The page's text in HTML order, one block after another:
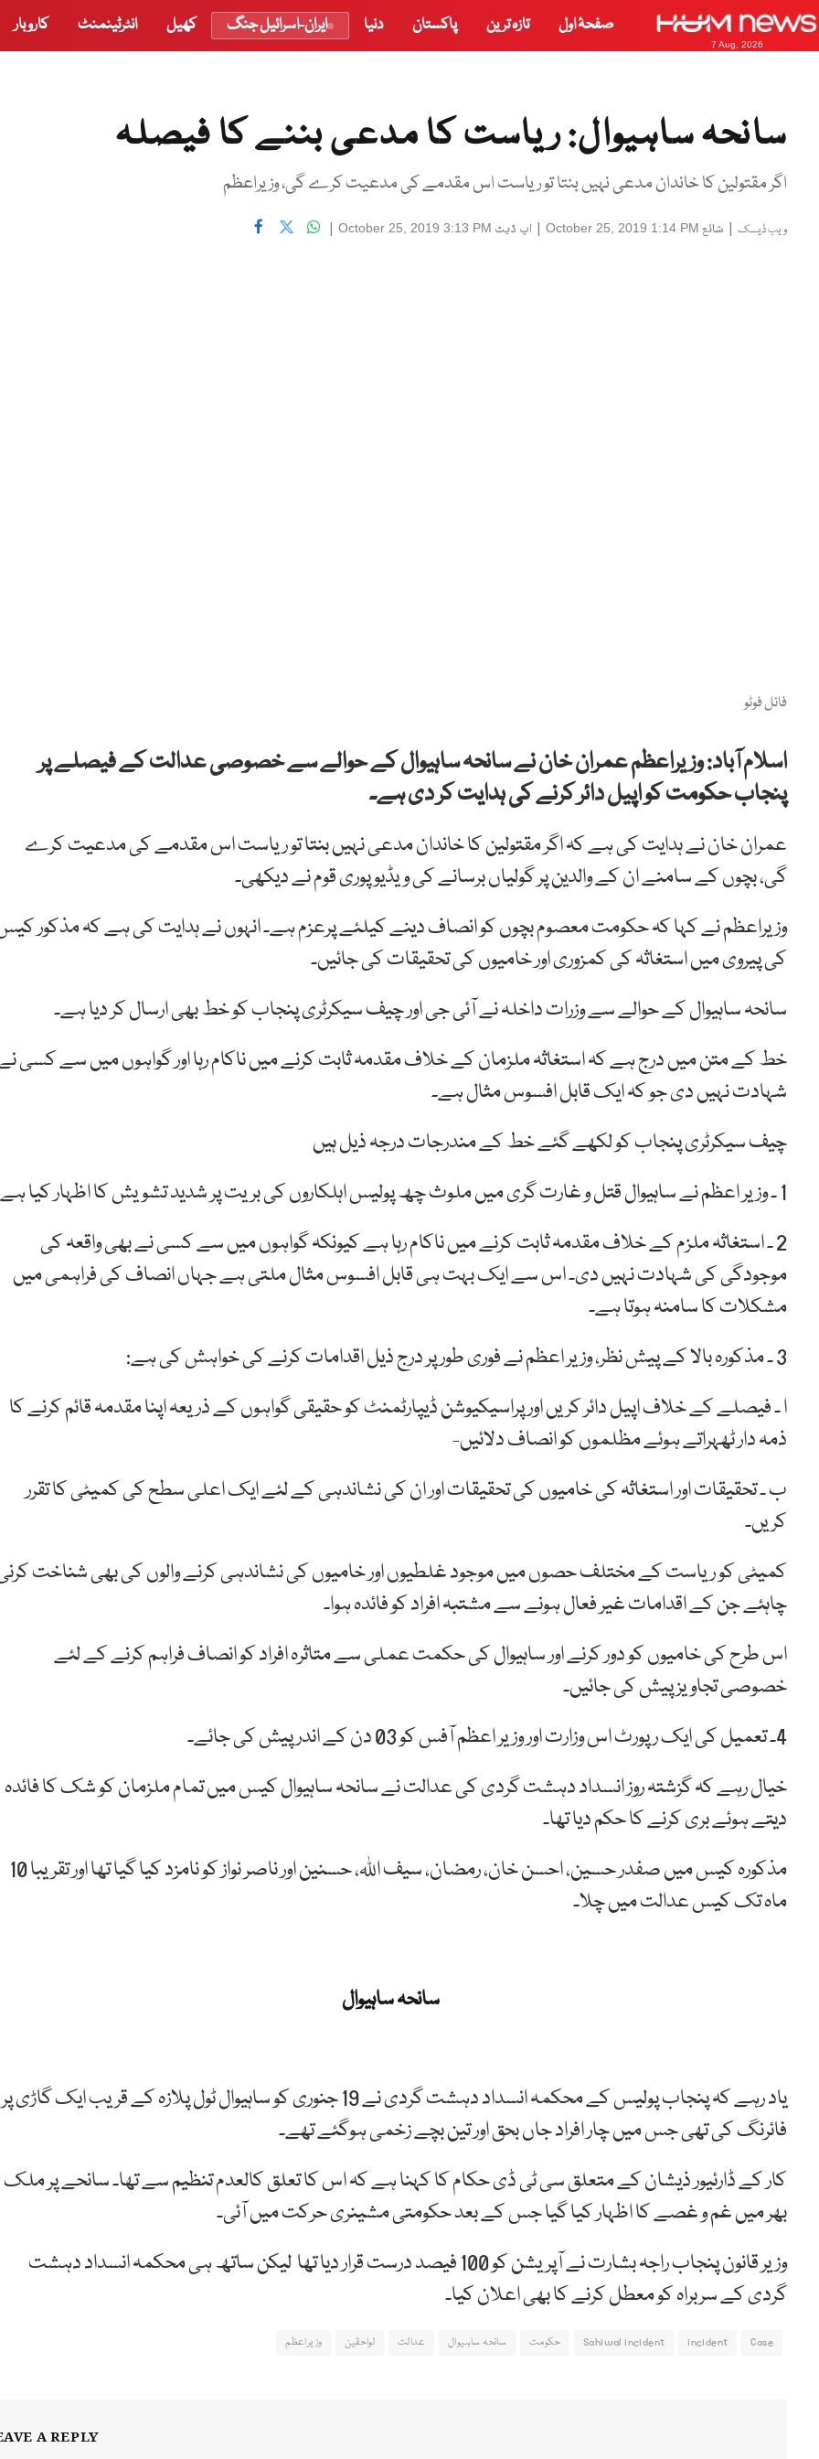
7 Aug, 2026
صفحۂ اول تازہ ترین پاکستان دنیا ایران-اسرائیل جنگ کھیل انٹرٹینمنٹ کاروبار
سانحہ ساہیوال: ریاست کا مدعی بننے کا فیصلہ
اگر مقتولین کا خاندان مدعی نہیں بنتا تو ریاست اس مقدمے کی مدعیت کرے گی، وزیراعظم
ویب ڈیسک | شائع October 25, 2019 1:14 PM
| اپ ڈیٹ October 25, 2019 3:13 PM
|
فائل فوٹو
اسلام آباد: ‏وزیراعظم عمران خان نے سانحہ ساہیوال کے حوالے سے خصوصی عدالت کے فیصلے پر
پنجاب حکومت کو اپیل دائر کرنے کی ہدایت کر دی ہے۔
عمران خان نے ہدایت کی ہے کہ اگر مقتولین کا خاندان مدعی نہیں بنتا تو ریاست اس مقدمے کی مدعیت کرے
گی، ‏بچوں کے سامنے ان کے والدین پر گولیاں برسانے کی ویڈیو پوری قوم نے دیکھی۔
وزیراعظم نے کہا کہ حکومت معصوم بچوں کو انصاف دینے کیلئے پرعزم ہے۔ انہوں نے ہدایت کی ہے کہ مذکور
کی پیروی میں استغاثہ کی کمزوری اور خامیوں کی تحقیقات کی جائیں۔
سانحہ ساہیوال کے حوالے سے وزرات داخلہ نے آئی جی اور چیف سیکرٹری پنجاب کو خط بھی ارسال کر دیا ہے۔
خط کے متن میں درج ہے کہ استغاثہ ملزمان کے خلاف مقدمہ ثابت کرنے میں ناکام رہا اور گواہوں میں سے کسی
شہادت نہیں دی جو کہ ایک قابل افسوس مثال ہے۔
چیف سیکرٹری پنجاب کو لکھے گئے خط کے مندرجات درجہ ذیل ہیں
1 ۔ وزیر اعظم نے ساہیوال قتل و غارت گری میں ملوث چھ پولیس اہلکاروں کی بریت پر شدید تشویش کا اظہار کیا ہے۔
2 ۔ استغاثہ ملزم کے خلاف مقدمہ ثابت کرنے میں ناکام رہا ہے کیونکہ گواہوں میں سے کسی نے بھی واقعہ کی
موجودگی کی شہادت نہیں دی۔ اس سے ایک بہت ہی قابل افسوس مثال ملتی ہے جہاں انصاف کی فراہمی میں
مشکلات کا سامنہ ہوتا ہے۔
3 ۔ مذکورہ بالا کے پیش نظر، وزیر اعظم نے فوری طور پر درج ذیل اقدامات کرنے کی خواہش کی ہے:
ا ۔ فیصلے کے خلاف اپیل دائر کریں اور پراسیکیوشن ڈیپارٹمنٹ کو حقیقی گواہوں کے ذریعہ اپنا مقدمہ قائم کرنے کا
ذمہ دار ٹھہراتے ہوئے مظلموں کو انصاف دلائیں-
ب ۔ تحقیقات اور استغاثہ کی خامیوں کی تحقیقات اور ان کی نشاندہی کے لئے ایک اعلی سطح کی کمیٹی کا تقرر
کریں۔
کمیٹی کو ریاست کے مختلف حصوں میں موجود غلطیوں اور خامیوں کی نشاندہی کرنے والوں کی بھی شناخت
چاہئے جن کے اقدامات غیر فعال ہونے سے مشتبہ افراد کو فائدہ ہوا۔
اس طرح کی خامیوں کو دور کرنے اور ساہیوال کی حکمت عملی سے متاثرہ افراد کو انصاف فراہم کرنے کے لئے
خصوصی تجاویز پیش کی جائیں۔
4۔ تعمیل کی ایک رپورٹ اس وزارت اور وزیر اعظم آفس کو 03 دن کے اندر پیش کی جائے۔
خیال رہے کہ گزشتہ روز انسداد دہشت گردی کی عدالت نے سانحہ ساہیوال کیس میں تمام ملزمان کو شک کا فائدہ
دیتے ہوئے بری کرنے کا حکم دیا تھا۔
مذکورہ کیس میں صفدر حسین، احسن خان، رمضان، سیف اللہ، حسنین اور ناصر نواز کو نامزد کیا گیا تھا اور تقریبا 10
ماہ تک کیس عدالت میں چلا۔
سانحہ ساہیوال
یاد رہے کہ پنجاب پولیس کے محکمہ انسداد دہشت گردی نے 19 جنوری کو ساہیوال ٹول پلازہ کے قریب ایک گاڑی پر
فائرنگ کی تھی جس میں چار افراد جاں بحق اور تین بچے زخمی ہوگئے تھے۔
کار کے ڈارئیور ذیشان کے متعلق سی ٹی ڈی حکام کا کہنا ہے کہ اس کا تعلق کالعدم تنظیم سے تھا۔ سانحے پر ملک
بھر میں غم و غصے کا اظہار کیا گیا جس کے بعد حکومتی مشینری حرکت میں آئی۔
وزیر قانون پنجاب راجہ بشارت نے آپریشن کو 100 فیصد درست قرار دیا تھا لیکن ساتھ ہی محکمہ انسداد دہشت
گردی کے سربراہ کو معطل کرنے کا بھی اعلان کیا۔
Case
incident
Sahiwal incident حکومت سانحہ ساہیوال عدالت لواحقین وزیراعظم
A REPLY